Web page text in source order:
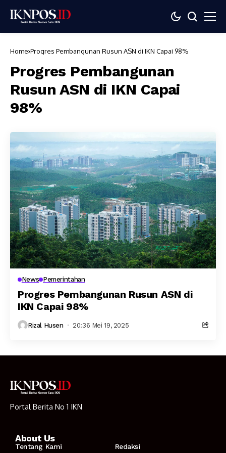
Home Progres Pembangunan Rusun ASN di IKN Capai 98%
Progres Pembangunan
Rusun ASN di IKN Capai
98%
News Pemerintahan
Progres Pembangunan Rusun ASN di
IKN Capai 98%
Rizal Husen 20:36 Mei 19, 2025
Portal Berita No 1 IKN
About Us
Tentang Kami Redaksi